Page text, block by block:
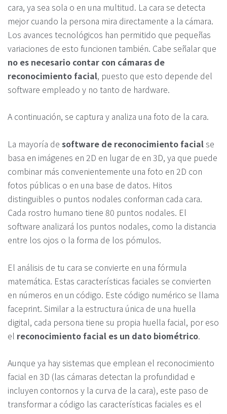
cara, ya sea sola o en una multitud. La cara se detecta
mejor cuando la persona mira directamente a la cámara.
Los avances tecnológicos han permitido que pequeñas
variaciones de esto funcionen también. Cabe señalar que
no es necesario contar con cámaras de
reconocimiento facial, puesto que esto depende del
software empleado y no tanto de hardware.
A continuación, se captura y analiza una foto de la cara.
La mayoría de software de reconocimiento facialse
basa en imágenes en 2D en lugar de en 3D, ya que puede
combinar más convenientemente una foto en 2D con
fotos públicas o en una base de datos. Hitos
distinguibles o puntos nodales conforman cada cara.
Cada rostro humano tiene 80 puntos nodales. El
software analizará los puntos nodales, como la distancia
entre los ojos o la forma de los pómulos.
El análisis de tu cara se convierte en una fórmula
matemática. Estas características faciales se convierten
en números en un código. Este código numérico se llama
faceprint. Similar a la estructura única de una huella
digital, cada persona tiene su propia huella facial, por eso
el reconocimiento facial es un dato biométrico.
Aunque ya hay sistemas que emplean el reconocimiento
facial en 3D (las cámaras detectan la profundidad e
incluyen contornos y la curva de la cara), este paso de
transformar a código las características faciales es el